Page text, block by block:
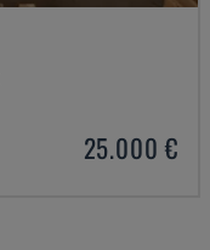
25.000 €